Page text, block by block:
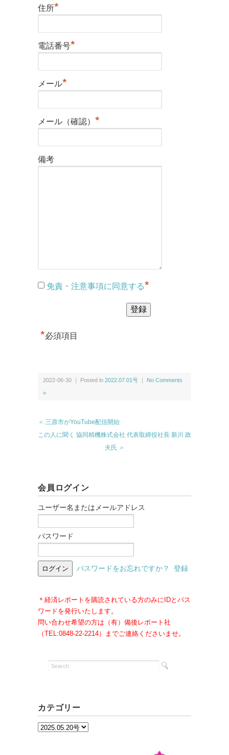
住所*
電話番号*
メール*
メール（確認） *
備考
免責・注意事項に同意する*
*必須項目
2022-06-30 ｜ Posted in 2022.07.01号 No Comments
»
＜ 三原市がYouTube配信開始
この人に聞く 協同精機株式会社 代表取締役社長 新川 政
夫氏 ＞
会員ログイン
ユーザー名またはメールアドレス
パスワード
パスワードをお忘れですか？ 登録
＊経済レポートを購読されている方のみにIDとパス
ワードを発行いたします。
問い合わせ希望の方は（有）備後レポート社
（TEL:0848-22-2214）までご連絡くださいませ。
カテゴリー
カ